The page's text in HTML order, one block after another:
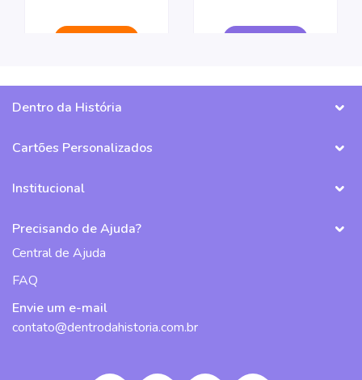
Dentro da História
Cartões Personalizados
Institucional
Precisando de Ajuda?
Central de Ajuda
FAQ
Envie um e-mail
contato@dentrodahistoria.com.br